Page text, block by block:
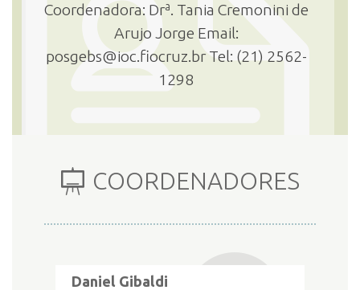
Coordenadora: Drª. Tania Cremonini de
Arujo Jorge Email:
posgebs@ioc.fiocruz.br Tel: (21) 2562-
1298
COORDENADORES
Daniel Gibaldi